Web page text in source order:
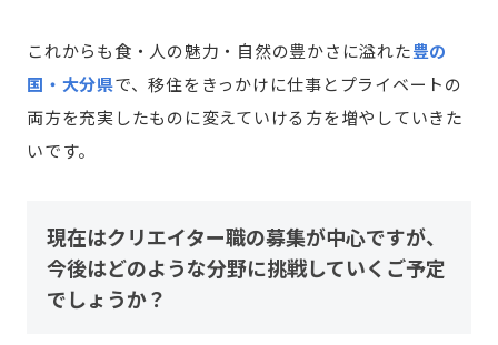
これからも食・人の魅力・自然の豊かさに溢れた豊の
国・大分県で、移住をきっかけに仕事とプライベートの
両方を充実したものに変えていける方を増やしていきた
いです。
現在はクリエイター職の募集が中心ですが、
今後はどのような分野に挑戦していくご予定
でしょうか？